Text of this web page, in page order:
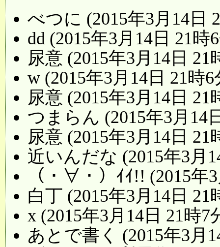
べつに (2015年3月14日
dd (2015年3月14日 21時
尿意 (2015年3月14日 21
w (2015年3月14日 21時6
尿意 (2015年3月14日 21
つまらん (2015年3月14
尿意 (2015年3月14日 21
近いんだな (2015年3月
（・∀・）ｲｲ!! (2015年
白丁 (2015年3月14日 21
x (2015年3月14日 21時7
あとで書く (2015年3月